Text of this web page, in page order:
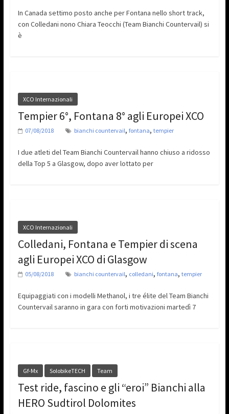
In Canada settimo posto anche per Fontana nello short track,
con Colledani nono Chiara Teocchi (Team Bianchi Countervail) si
è
XCO Internazionali
Tempier 6°, Fontana 8° agli Europei XCO
07/08/2018 bianchi countervail, fontana, tempier
I due atleti del Team Bianchi Countervail hanno chiuso a ridosso
della Top 5 a Glasgow, dopo aver lottato per
XCO Internazionali
Colledani, Fontana e Tempier di scena
agli Europei XCO di Glasgow
05/08/2018 bianchi countervail, colledani, fontana, tempier
Equipaggiati con i modelli Methanol, i tre élite del Team Bianchi
Countervail saranno in gara con forti motivazioni martedì 7
Gf-Mx SolobikeTECH Team
Test ride, fascino e gli “eroi” Bianchi alla
HERO Sudtirol Dolomites